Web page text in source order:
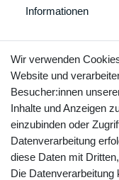
Informationen
YouTube
Wir verwenden
Website und
Besucher:innen
Inhalte und Anzeigen
einzubinden oder
Datenverarbeitung
diese Daten mit
Die Datenverarbeitung